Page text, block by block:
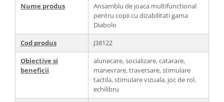
Nume produs
Ansamblu de joaca multifunctional
pentru copii cu dizabilitati gama
Diabolo
Cod produs
J38122
Obiective si
beneficii
alunecare, socializare, catarare,
manevrare, traversare, stimulare
tactila, stimulare vizuala, joc de rol,
echilibru